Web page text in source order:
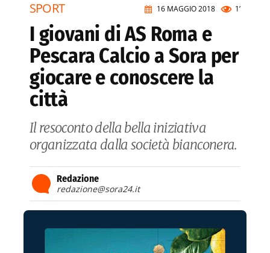
16 MAGGIO 2018 1’
SPORT
I giovani di AS Roma e
Pescara Calcio a Sora per
giocare e conoscere la
città
Il resoconto della bella iniziativa
organizzata dalla società bianconera.
Redazione
redazione@sora24.it